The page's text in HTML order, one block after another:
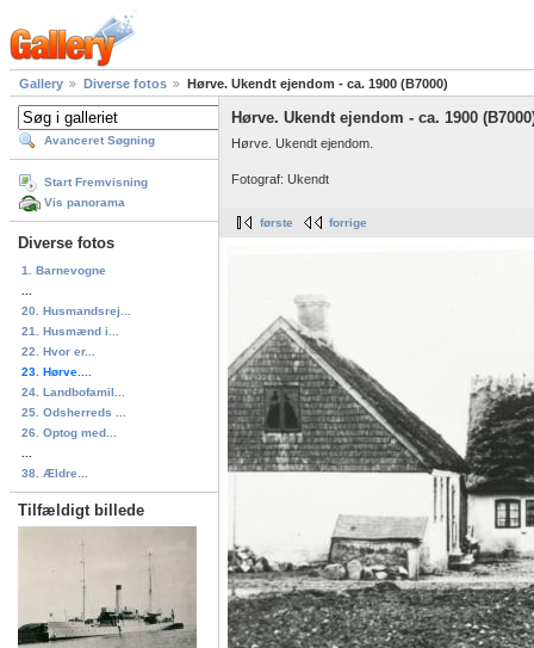
Gallery Diverse fotos Hørve. Ukendt ejendom - ca. 1900 (B7000)
Avanceret Søgning
Start Fremvisning
Vis panorama
Diverse fotos
1. Barnevogne
20. Husmandsrej...
21. Husmænd i...
22. Hvor er...
23. Hørve....
24. Landbofamil...
25. Odsherreds ...
26. Optog med...
38. Ældre...
Tilfældigt billede
Hørve. Ukendt ejendom - ca. 1900
Hørve. Ukendt ejendom.
Fotograf: Ukendt
første forrige